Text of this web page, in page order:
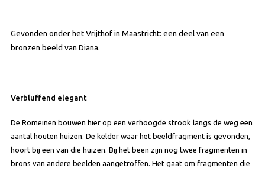
Gevonden onder het Vrijthof in Maastricht: een deel van een
bronzen beeld van Diana.
Verbluffend elegant
De Romeinen bouwen hier op een verhoogde strook langs de weg een
aantal houten huizen. De kelder waar het beeldfragment is gevonden,
hoort bij een van die huizen. Bij het been zijn nog twee fragmenten in
brons van andere beelden aangetroffen. Het gaat om fragmenten die